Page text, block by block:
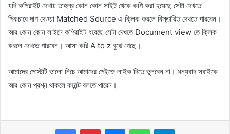
যদি কপিরাইট দেখায় তাহল্র কোন কোন সাইট থেকে কপি করা হয়েছে সেটা দেখতে
পিকচারে দাগ দেওয়া Matched Source এ ক্লিক করলে বিস্তারিত দেখতে পারবেন।
আর কোন কোন লাইনে কপিরাইট ধরেছে সেটা দেখতে Document view তে ক্লিক
করলে দেখতে পারবেন। আসা করি A to z বুঝে গেছে।
আমাদের পোস্টটি ভালো নিচে আমাদের পেইজে লাইক দিতে ভুলবেন না। ধন্যবাদ সবাইকে
আর কোন প্রশ্ন থাকলে কমেন্ট বলতে পারেন।
MessengerWhatsAppTelegram